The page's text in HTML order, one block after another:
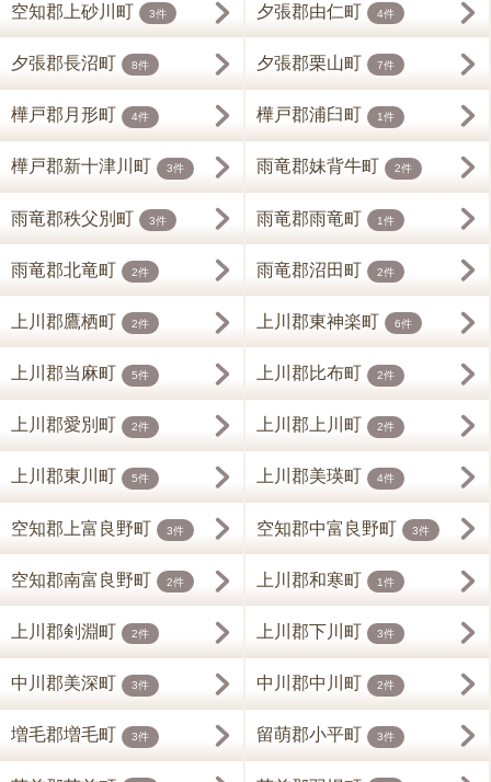
空知郡上砂川町 3件 夕張郡由仁町 4件
夕張郡長沼町 8件 夕張郡栗山町 7件
樺戸郡月形町 4件 樺戸郡浦臼町 1件
樺戸郡新十津川町 3件 雨竜郡妹背牛町 2件
雨竜郡秩父別町 3件 雨竜郡雨竜町 1件
雨竜郡北竜町 2件 雨竜郡沼田町 2件
上川郡鷹栖町 2件 上川郡東神楽町 6件
上川郡当麻町 5件 上川郡比布町 2件
上川郡愛別町 2件 上川郡上川町 2件
上川郡東川町 5件 上川郡美瑛町 4件
空知郡上富良野町 3件 空知郡中富良野町 3件
空知郡南富良野町 2件 上川郡和寒町 1件
上川郡剣淵町 2件 上川郡下川町 3件
中川郡美深町 3件 中川郡中川町 2件
増毛郡増毛町 3件 留萌郡小平町 3件